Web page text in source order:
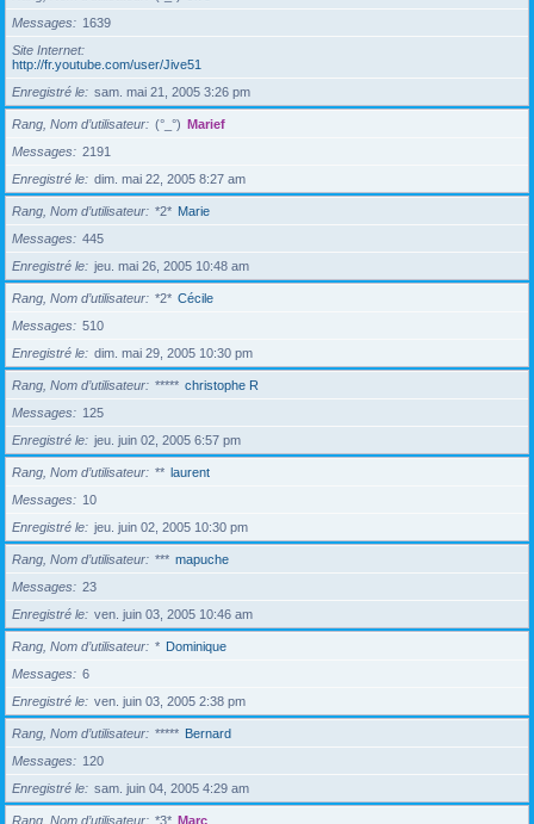
Messages
1639
Site Internet
http://fr.youtube.com/user/Jive51
Enregistré le
sam. mai 21, 2005 3:26 pm
Rang, Nom d’utilisateur (°_°) Marief
Messages
2191
Enregistré le
dim. mai 22, 2005 8:27 am
Rang, Nom d’utilisateur *2* Marie
Messages
445
Enregistré le
jeu. mai 26, 2005 10:48 am
Rang, Nom d’utilisateur *2* Cécile
Messages
510
Enregistré le
dim. mai 29, 2005 10:30 pm
Rang, Nom d’utilisateur ***** christophe R
Messages
125
Enregistré le
jeu. juin 02, 2005 6:57 pm
Rang, Nom d’utilisateur ** laurent
Messages
10
Enregistré le
jeu. juin 02, 2005 10:30 pm
Rang, Nom d’utilisateur *** mapuche
Messages
23
Enregistré le
ven. juin 03, 2005 10:46 am
Rang, Nom d’utilisateur * Dominique
Messages
6
Enregistré le
ven. juin 03, 2005 2:38 pm
Rang, Nom d’utilisateur ***** Bernard
Messages
120
Enregistré le
sam. juin 04, 2005 4:29 am
Rang, Nom d’utilisateur *3* Marc